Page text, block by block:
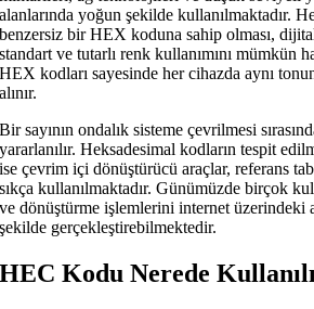
alanlarında yoğun şekilde kullanılmaktadır.
benzersiz bir HEX koduna sahip olması,
standart ve tutarlı renk kullanımını mümkün
HEX kodları sayesinde her cihazda aynı
alınır.
Bir sayının ondalık sisteme çevrilmesi
yararlanılır. Heksadesimal kodların tespit
ise çevrim içi dönüştürücü araçlar, referans
sıkça kullanılmaktadır. Günümüzde birçok
ve dönüştürme işlemlerini internet üzerindeki
şekilde gerçekleştirebilmektedir.
HEC Kodu Nerede